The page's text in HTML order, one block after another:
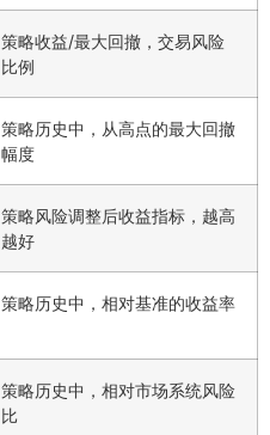
策略收益/最大回撤，交易风险
比例
策略历史中，从高点的最大回撤
幅度
策略风险调整后收益指标，越高
越好
策略历史中，相对基准的收益率
策略历史中，相对市场系统风险
比